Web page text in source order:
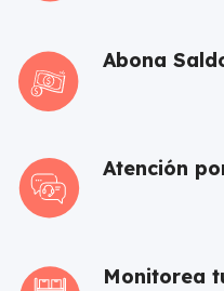
Abona
Atención
Monitorea